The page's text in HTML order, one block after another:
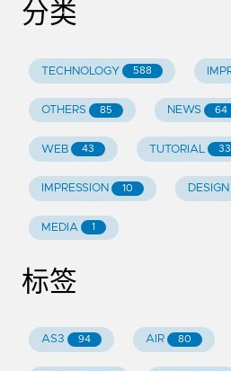
分类
TECHNOLOGY 588
OTHERS 85 NEWS 64
WEB 43 TUTORIAL 33
IMPRESSION 10 DESIGN
MEDIA 1
标签
AS3 94 AIR 80